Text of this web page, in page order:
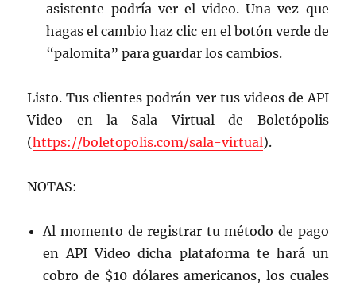
asistente podría ver el video. Una vez que
hagas el cambio haz clic en el botón verde de
“palomita” para guardar los cambios.
Listo. Tus clientes podrán ver tus videos de API
Video en la Sala Virtual de Boletópolis
(https://boletopolis.com/sala-virtual).
NOTAS:
Al momento de registrar tu método de pago
en API Video dicha plataforma te hará un
cobro de $10 dólares americanos, los cuales